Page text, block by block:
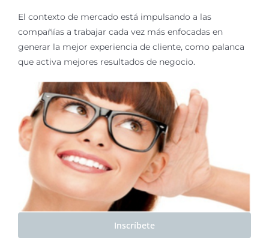
El contexto de mercado está impulsando a las
compañías a trabajar cada vez más enfocadas en
generar la mejor experiencia de cliente, como palanca
que activa mejores resultados de negocio.
Inscríbete